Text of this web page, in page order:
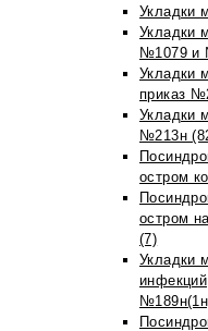
Укладки
Укладки
№1079 и
Укладки
приказ
Укладки
№213н
остром
остром
(7)
Укладки